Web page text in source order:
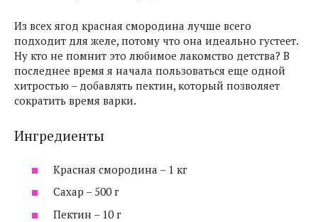
Из всех ягод красная смородина лучше всего
подходит для желе, потому что она идеально густеет.
Ну кто не помнит это любимое лакомство детства? В
последнее время я начала пользоваться еще одной
хитростью – добавлять пектин, который позволяет
сократить время варки.
Ингредиенты
Красная смородина – 1 кг
Сахар – 500 г
Пектин – 10 г